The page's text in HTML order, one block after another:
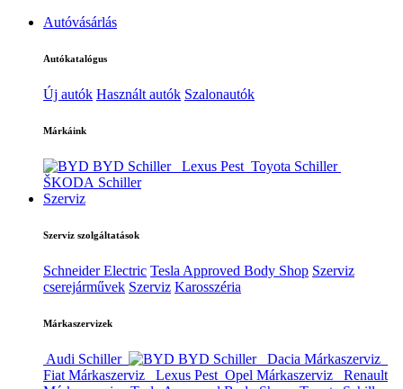
Autóvásárlás
Autókatalógus
Új autók Használt autók Szalonautók
Márkáink
BYD Schiller Lexus Pest Toyota Schiller
ŠKODA Schiller
Szerviz
Szerviz szolgáltatások
Schneider Electric Tesla Approved Body Shop Szerviz
cserejárművek Szerviz Karosszéria
Márkaszervizek
Audi Schiller BYD Schiller
Dacia Márkaszerviz
Fiat Márkaszerviz
Lexus Pest Opel Márkaszerviz
Renault